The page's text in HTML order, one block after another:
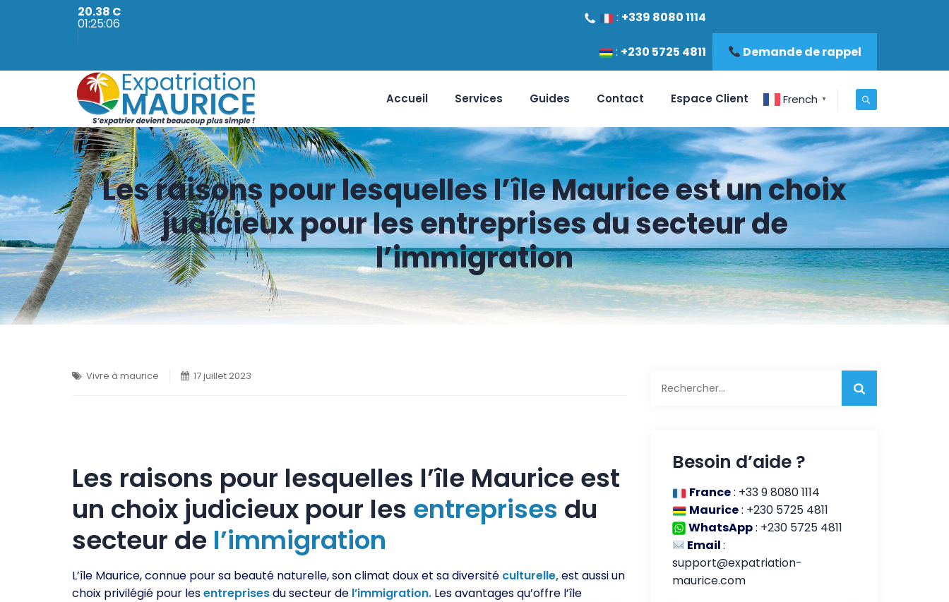
20.38 C
01:25:08 : +339 8080 1114
: +230 5725 4811 Demande de rappel
Accueil Services Guides Contact Espace Client French ▼
Les raisons pour lesquelles l’île Maurice est un choix
judicieux pour les entreprises du secteur de
l’immigration
Vivre à maurice 17 juillet 2023
Les raisons pour lesquelles l’île Maurice est
un choix judicieux pour les entreprises du
secteur de l’immigration
L’île Maurice, connue pour sa beauté naturelle, son climat doux et sa diversité culturelle,est aussi un
choix privilégié pour lesentreprisesdu secteur de l’immigration. Les avantages qu’offre l’île
Besoin d’aide ?
France: +33 9 8080 1114
Maurice: +230 5725 4811
WhatsApp: +230 5725 4811
Email:
support@expatriation-
maurice.com